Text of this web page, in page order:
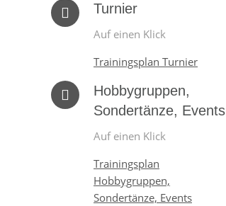
Turnier
Auf einen Klick
Trainingsplan Turnier
Hobbygruppen,
Sondertänze, Events
Auf einen Klick
Trainingsplan
Hobbygruppen,
Sondertänze, Events